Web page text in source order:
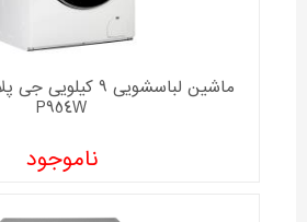
P954W
ناموجود